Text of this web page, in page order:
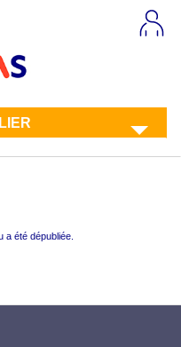
a été dépubliée.